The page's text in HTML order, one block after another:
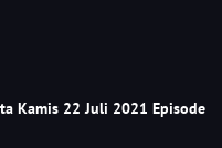
Kamis 22 Juli 2021 Episode